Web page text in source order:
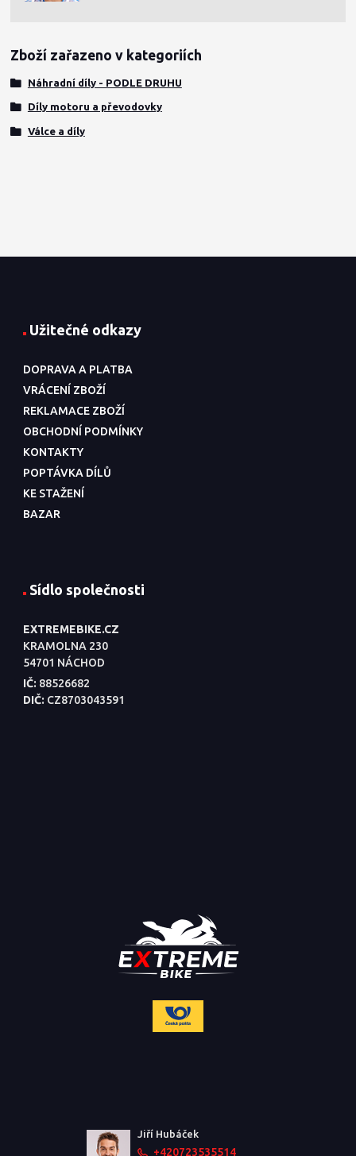
Zboží zařazeno v kategoriích
Náhradní díly - PODLE DRUHU
Díly motoru a převodovky
Válce a díly
Užitečné odkazy
DOPRAVA A PLATBA
VRÁCENÍ ZBOŽÍ
REKLAMACE ZBOŽÍ
OBCHODNÍ PODMÍNKY
KONTAKTY
POPTÁVKA DÍLŮ
KE STAŽENÍ
BAZAR
Sídlo společnosti
EXTREMEBIKE.CZ
KRAMOLNA 230
54701 NÁCHOD
IČ: 88526682
DIČ: CZ8703043591
Jiří Hubáček
+420723535514